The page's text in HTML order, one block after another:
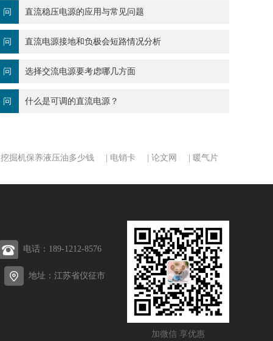
问 直流稳压电源的应用与常见问题
问 直流电源接地和负极会短路情况分析
问 选择交流电源要考虑哪几方面
问 什么是可调的直流电源？
挖掘机保养液压油多少钱 电销卡 论文网
暖气片
加微信 享优惠
电话：189-1212-8576
地址：江苏省仪征市